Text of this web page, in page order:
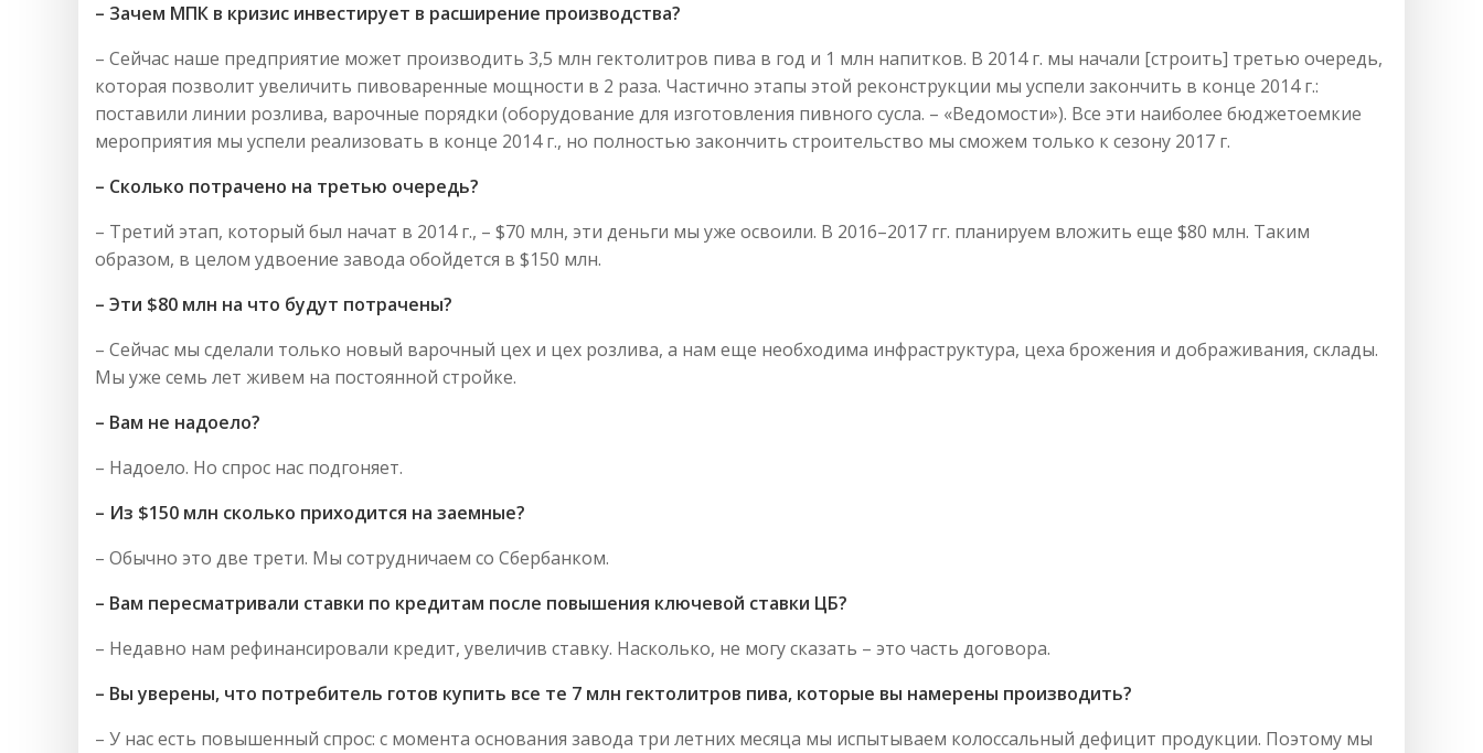
– Зачем МПК в кризис инвестирует в расширение производства?
– Сейчас наше предприятие может производить 3,5 млн гектолитров пива в год и 1 млн напитков. В 2014 г. мы начали [строить] третью очередь,
которая позволит увеличить пивоваренные мощности в 2 раза. Частично этапы этой реконструкции мы успели закончить в конце 2014 г.:
поставили линии розлива, варочные порядки (оборудование для изготовления пивного сусла. – «Ведомости»). Все эти наиболее бюджетоемкие
мероприятия мы успели реализовать в конце 2014 г., но полностью закончить строительство мы сможем только к сезону 2017 г.
– Сколько потрачено на третью очередь?
– Третий этап, который был начат в 2014 г., – $70 млн, эти деньги мы уже освоили. В 2016–2017 гг. планируем вложить еще $80 млн. Таким
образом, в целом удвоение завода обойдется в $150 млн.
– Эти $80 млн на что будут потрачены?
– Сейчас мы сделали только новый варочный цех и цех розлива, а нам еще необходима инфраструктура, цеха брожения и дображивания, склады.
Мы уже семь лет живем на постоянной стройке.
– Вам не надоело?
– Надоело. Но спрос нас подгоняет.
– Из $150 млн сколько приходится на заемные?
– Обычно это две трети. Мы сотрудничаем со Сбербанком.
– Вам пересматривали ставки по кредитам после повышения ключевой ставки ЦБ?
– Недавно нам рефинансировали кредит, увеличив ставку. Насколько, не могу сказать – это часть договора.
– Вы уверены, что потребитель готов купить все те 7 млн гектолитров пива, которые вы намерены производить?
– У нас есть повышенный спрос: с момента основания завода три летних месяца мы испытываем колоссальный дефицит продукции. Поэтому мы